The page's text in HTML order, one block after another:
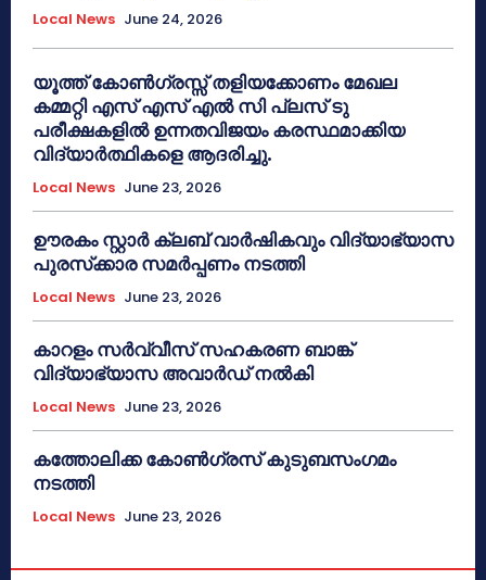
Local News June 24, 2026
യൂത്ത് കോൺഗ്രസ്സ് തളിയക്കോണം മേഖല
കമ്മറ്റി എസ് എസ് എൽ സി പ്ലസ് ടു
പരീക്ഷകളിൽ ഉന്നതവിജയം കരസ്ഥമാക്കിയ
വിദ്യാർത്ഥികളെ ആദരിച്ചു.
Local News June 23, 2026
ഊരകം സ്റ്റാർ ക്ലബ് വാർഷികവും വിദ്യാഭ്യാസ
പുരസ്‌ക്കാര സമർപ്പണം നടത്തി
Local News June 23, 2026
കാറളം സർവ്വീസ് സഹകരണ ബാങ്ക്
വിദ്യാഭ്യാസ അവാർഡ് നൽകി
Local News June 23, 2026
കത്തോലിക്ക കോൺഗ്രസ് കുടുബസംഗമം
നടത്തി
Local News June 23, 2026